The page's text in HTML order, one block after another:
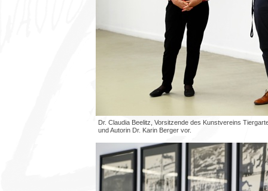
Dr. Claudia Beelitz, Vorsitzende des Kunstvereins
und Autorin Dr. Karin Berger vor.